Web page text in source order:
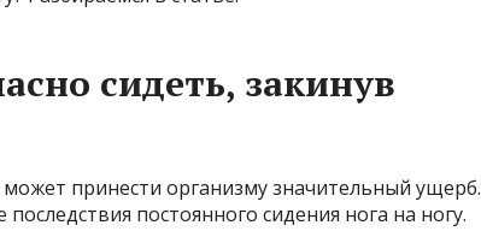
сидеть, закинув
принести организму значительный ущерб.
постоянного сидения нога на ногу.